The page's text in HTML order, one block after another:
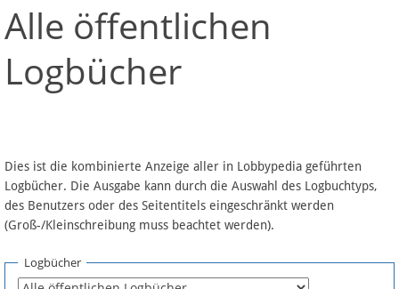
Navigation
Über Lobbypedia
Artikel nach Kategorien
FAQ
Alle öffentlichen
Logbücher
Dies ist die kombinierte Anzeige aller in Lobbypedia geführten
Logbücher. Die Ausgabe kann durch die Auswahl des Logbuchtyps,
des Benutzers oder des Seitentitels eingeschränkt werden
(Groß-/Kleinschreibung muss beachtet werden).
Logbücher